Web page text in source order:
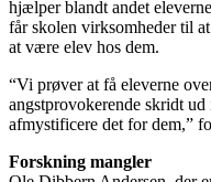
hjælper blandt andet
får skolen virksomheder til
at være elev hos dem.
“Vi prøver at få eleverne
angstprovokerende skridt
afmystificere det for dem,”
Forskning mangler